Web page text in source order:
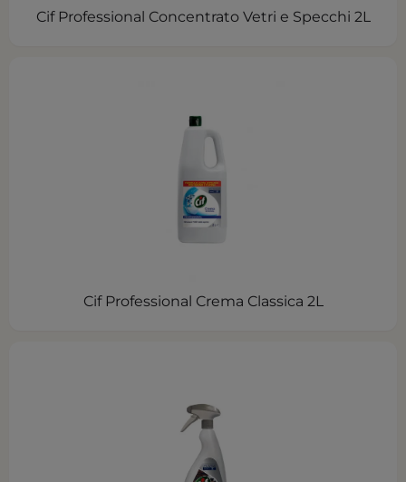
Cif Professional Concentrato Vetri e Specchi 2L
Cif Professional Crema Classica 2L